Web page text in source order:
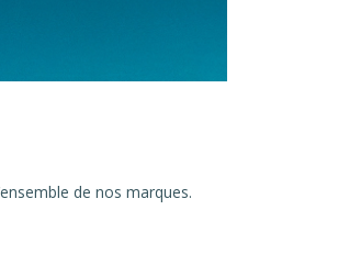
de nos marques.